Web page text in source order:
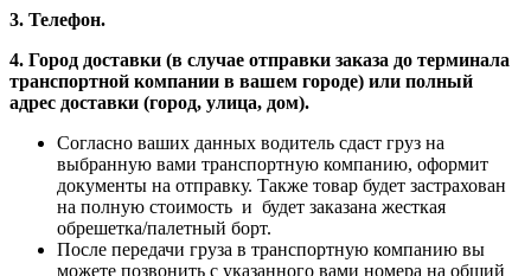
3. Телефон.
4. Город доставки (в случае отправки заказа до терминала
транспортной компании в вашем городе) или полный
адрес доставки (город, улица, дом).
Согласно ваших данных водитель сдаст груз на
выбранную вами транспортную компанию, оформит
документы на отправку. Также товар будет застрахован
на полную стоимость и будет заказана жесткая
обрешетка/палетный борт.
После передачи груза в транспортную компанию вы
можете позвонить с указанного вами номера на общий